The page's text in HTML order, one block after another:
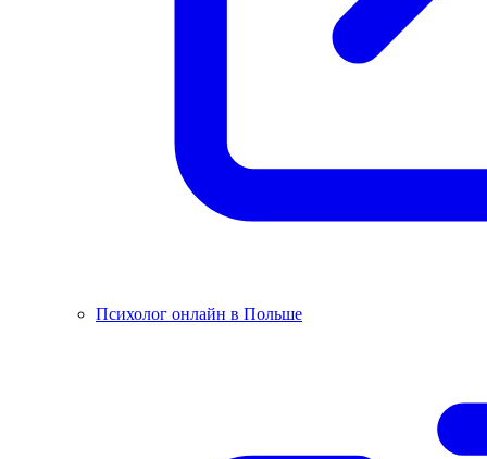
Психолог онлайн в Польше